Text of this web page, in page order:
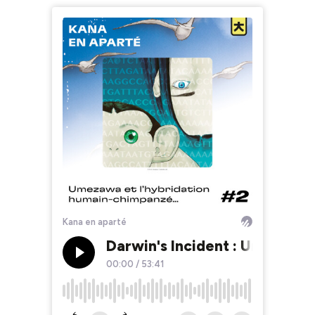
Kana en aparté
Darwin's Incident :
00:00 / 53:41